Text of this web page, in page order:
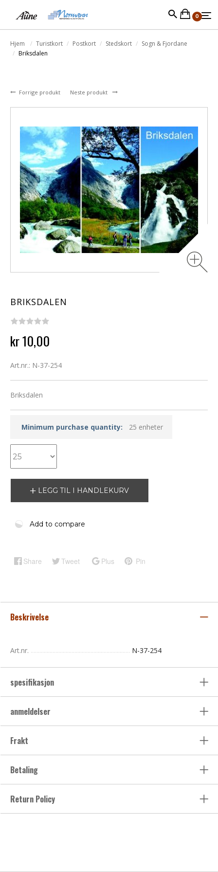
0
Hjem Turistkort Postkort Stedskort
Sogn & Fjordane
Briksdalen
Forrige produkt Neste produkt
BRIKSDALEN
kr 10,00
Art.nr.: N-37-254
Briksdalen
Minimum purchase quantity: 25 enheter
LEGG TIL I HANDLEKURV
Add to compare
Share Tweet Plus Pin
Beskrivelse
Art.nr. N-37-254
spesifikasjon
anmeldelser
Frakt
Betaling
Return Policy